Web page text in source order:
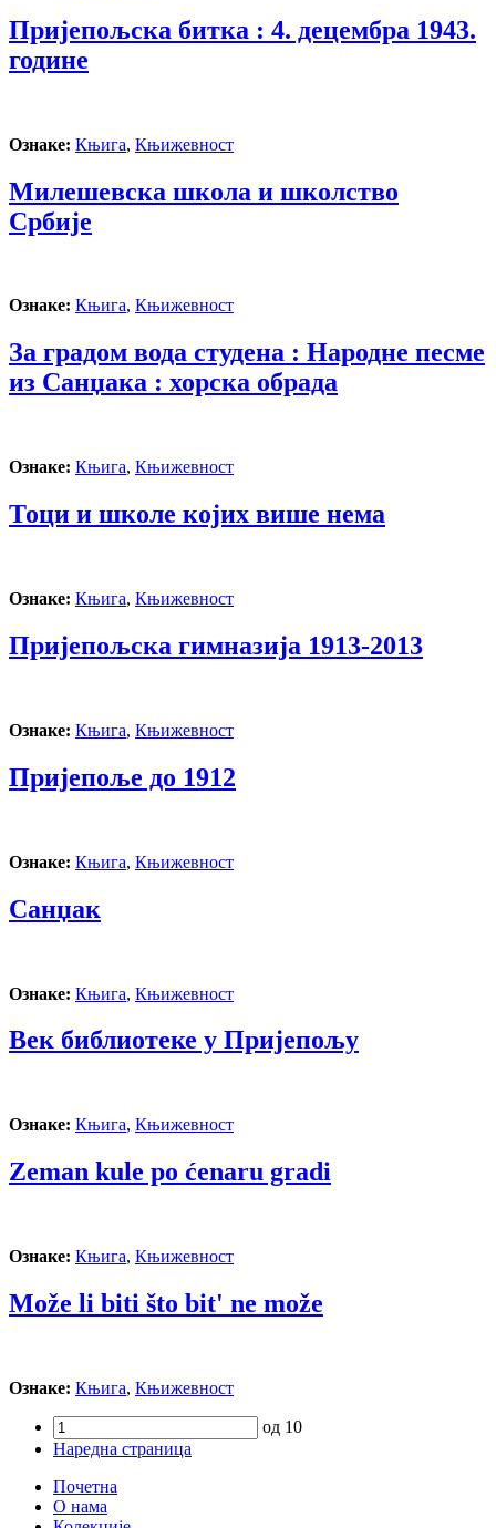
Пријепољска битка : 4. децембра 1943.
године
Ознаке: Књига, Књижевност
Милешевска школа и школство
Србије
Ознаке: Књига, Књижевност
За градом вода студена : Народне песме
из Санџака : хорска обрада
Ознаке: Књига, Књижевност
Тоци и школе којих више нема
Ознаке: Књига, Књижевност
Пријепољска гимназија 1913-2013
Ознаке: Књига, Књижевност
Пријепоље до 1912
Ознаке: Књига, Књижевност
Санџак
Ознаке: Књига, Књижевност
Век библиотеке у Пријепољу
Ознаке: Књига, Књижевност
Zeman kule po ćenaru gradi
Ознаке: Књига, Књижевност
Može li biti što bit' ne može
Ознаке: Књига, Књижевност
од 10
Наредна страница
Почетна
О нама